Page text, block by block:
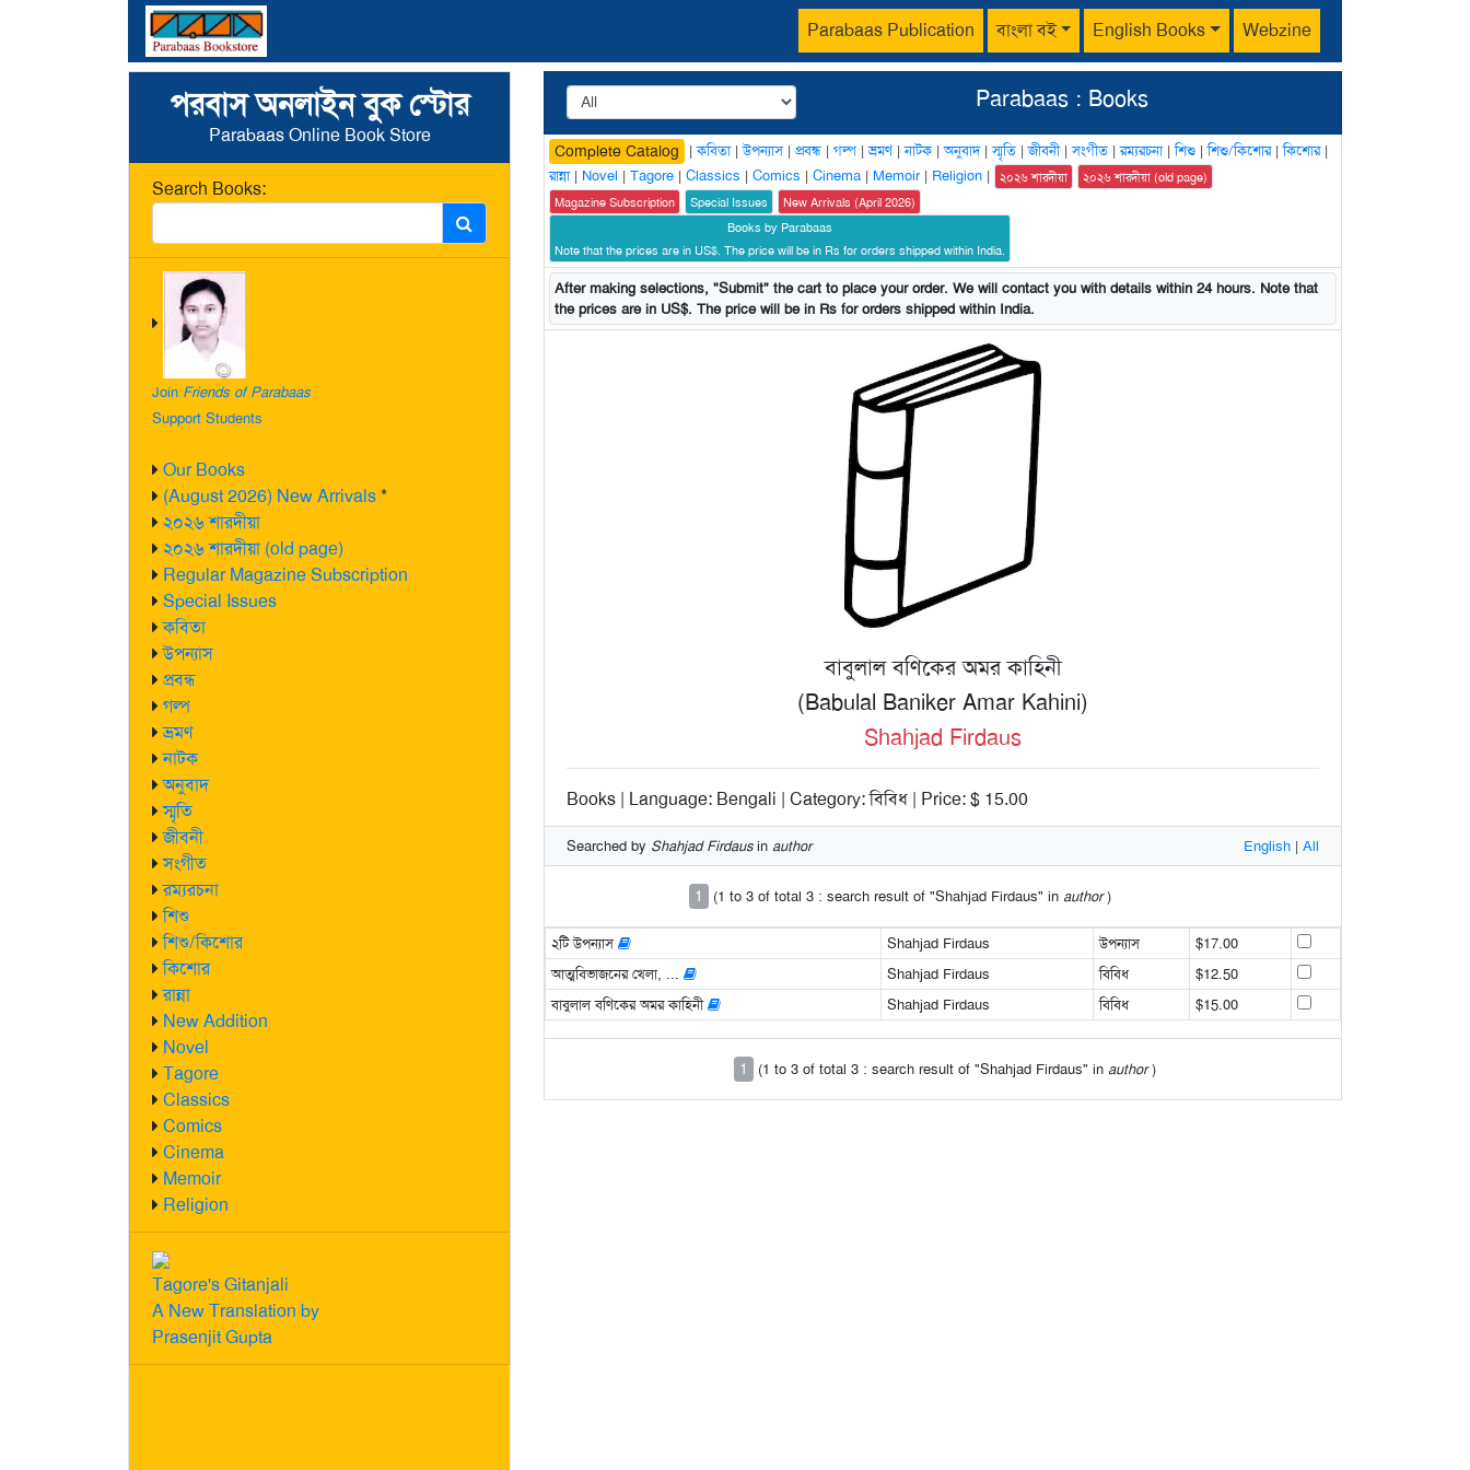
Parabaas Publication বাংলা বই English Books Webzine
পরবাস অনলাইন বুক স্টোর
Parabaas Online Book Store
Search Books:
Join Friends of Parabaas
Support Students
Our Books
(August 2026) New Arrivals*
২০২৬ শারদীয়া
২০২৬ শারদীয়া (old page)
Regular Magazine Subscription
Special Issues
কবিতা
উপন্যাস
প্রবন্ধ
গল্প
ভ্রমণ
নাটক
অনুবাদ
স্মৃতি
জীবনী
সংগীত
রম্যরচনা
শিশু
শিশু/কিশোর
কিশোর
রান্না
New Addition
Novel
Tagore
Classics
Comics
Cinema
Memoir
Religion
Tagore's Gitanjali
A New Translation by
Prasenjit Gupta
Parabaas : Books
Complete Catalog |কবিতা|উপন্যাস| প্রবন্ধ | গল্প |ভ্রমণ|নাটক |অনুবাদ|স্মৃতি |জীবনী|সংগীত |রম্যরচনা|শিশু |শিশু/কিশোর|কিশোর|
রান্না| Novel | Tagore | Classics | Comics | Cinema | Memoir| Religion | ২০২৬ শারদীয়া
২০২৬ শারদীয়া (old page)
Magazine Subscription
Special Issues
New Arrivals (April 2026)
Books by Parabaas
Note that the prices are in US$. The price will be in Rs for orders shipped within India.
After making selections, "Submit" the cart to place your order. We will contact you with details within 24 hours. Note that
the prices are in US$. The price will be in Rs for orders shipped within India.
বাবুলাল বণিকের অমর কাহিনী
(Babulal Baniker Amar Kahini)
Shahjad Firdaus
Books | Language: Bengali | Category: বিবিধ | Price: $ 15.00
Searched by Shahjad Firdausin author English | All
1 (1 to 3 of total 3 : search result of "Shahjad Firdaus" in author)
২টি উপন্যাস Shahjad Firdaus উপন্যাস
$17.00
আত্মবিভাজনের খেলা, ...
Shahjad Firdaus বিবিধ
$12.50
বাবুলাল বণিকের অমর কাহিনী
Shahjad Firdaus বিবিধ $15.00
1 (1 to 3 of total 3 : search result of "Shahjad Firdaus" in author)